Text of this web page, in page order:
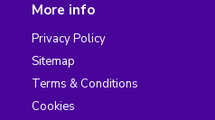
More info
Privacy Policy
Sitemap
Terms & Conditions
Cookies